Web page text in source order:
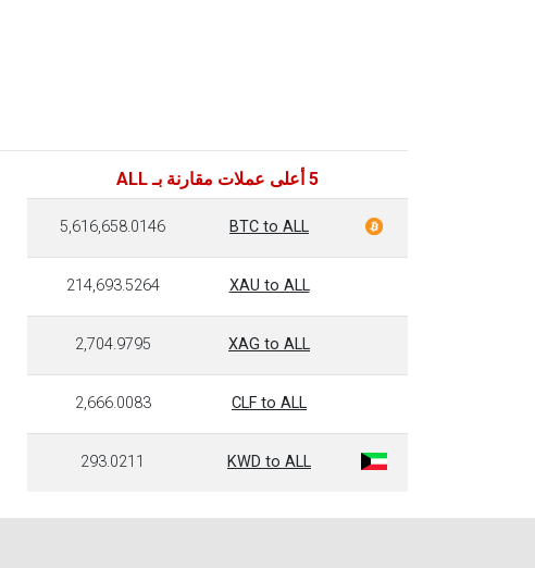
5 أعلى عملات مقارنة بـ ALL
BTC to ALL
5,616,658.0146
XAU to ALL
214,693.5264
XAG to ALL
2,704.9795
CLF to ALL
2,666.0083
KWD to ALL
293.0211